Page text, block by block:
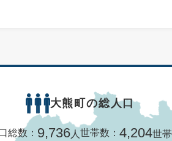
大熊町の総人口
総数： 9,736 人 世帯数： 4,204世帯